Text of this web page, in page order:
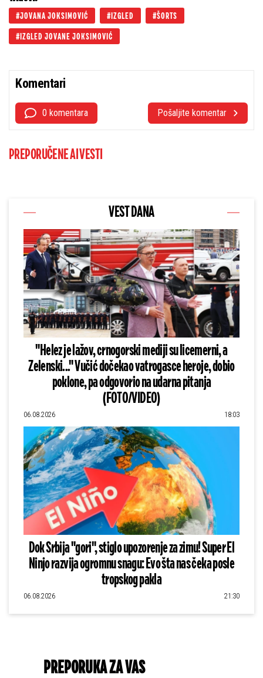
JOVANA JOKSIMOVIĆ IZGLED ŠORTS
IZGLED JOVANE JOKSIMOVIĆ
Komentari
0 komentara Pošaljite komentar
PREPORUČENE AI VESTI
VEST DANA
"Helez je lažov, crnogorski mediji su licemerni, a
Zelenski..." Vučić dočekao vatrogasce heroje, dobio
poklone, pa odgovorio na udarna pitanja
(FOTO/VIDEO)
06.08.2026 18:03
Dok Srbija "gori", stiglo upozorenje za zimu! Super El
Ninjo razvija ogromnu snagu: Evo šta nas čeka posle
tropskog pakla
06.08.2026 21:30
PREPORUKA ZA VAS